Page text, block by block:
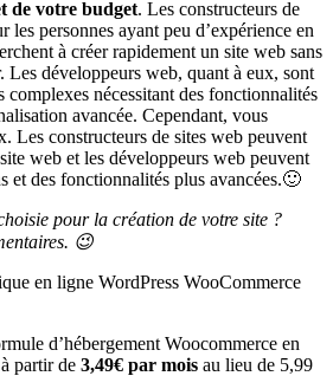
de votre budget. Les constructeurs de
les personnes ayant peu d’expérience en
à créer rapidement un site web sans
Les développeurs web, quant à eux, sont
complexes nécessitant des fonctionnalités
avancée. Cependant, vous
Les constructeurs de sites web peuvent
web et les développeurs web peuvent
et des fonctionnalités plus avancées.🙂
pour la création de votre site ?
😉
en ligne WordPress WooCommerce
d’hébergement Woocommerce en
partir de 3,49€ par mois au lieu de 5,99